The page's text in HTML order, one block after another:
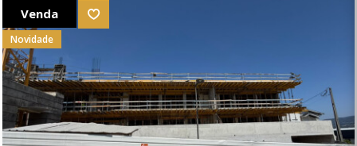
Venda
Novidade